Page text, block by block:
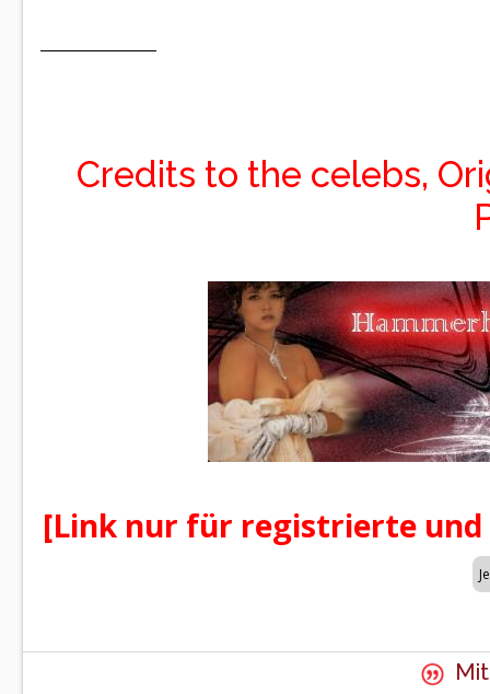
Credits to the celebs,
[Link nur für registrierte